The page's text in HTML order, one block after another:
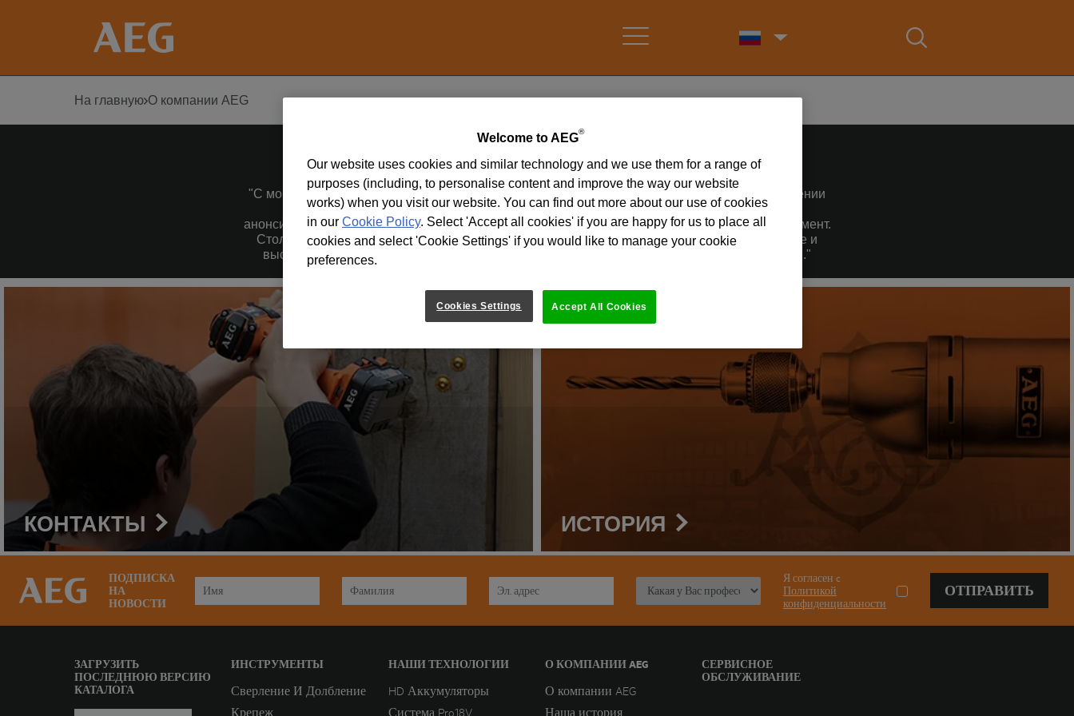
На главную О компании AEG
О КОМПАНИИ AEG
"С момента основания AEG POWERTOOLS фокусирует свои усилия на постоянном обновлении
модельного ряда и создании новых инструментов. В 1898 году компания впервые
анонсировала переносную дрель – так появился на свет первый портативный электроинструмент.
Столетие спустя, компания AEG по-прежнему предлагает профессионалам инновационные и
высокопроизводительные инструменты. ЛЕГЕНДАРНОЕ ПРОШЛОЕ... ЯРКОЕ БУДУЩЕЕ..."
КОНТАКТЫ ИСТОРИЯ
ПОДПИСКА
НА
НОВОСТИ
Я согласен c
Политикой
конфиденциальности
ОТПРАВИТЬ
ЗАГРУЗИТЬ
ПОСЛЕДНЮЮ ВЕРСИЮ
КАТАЛОГА
ИНСТРУМЕНТЫ
Сверление И Долбление
Крепеж
НАШИ ТЕХНОЛОГИИ
HD Аккумуляторы
Система Pro18V
О КОМПАНИИ AEG
О компании AEG
Наша история
СЕРВИСНОЕ
ОБСЛУЖИВАНИЕ
Welcome to AEG
®
Our website uses cookies and similar technology and we use them for a range of
purposes (including, to personalise content and improve the way our website
works) when you visit our website. You can find out more about our use of cookies
in our Cookie Policy. Select 'Accept all cookies' if you are happy for us to place all
cookies and select 'Cookie Settings' if you would like to manage your cookie
preferences.
Cookies Settings Accept All Cookies